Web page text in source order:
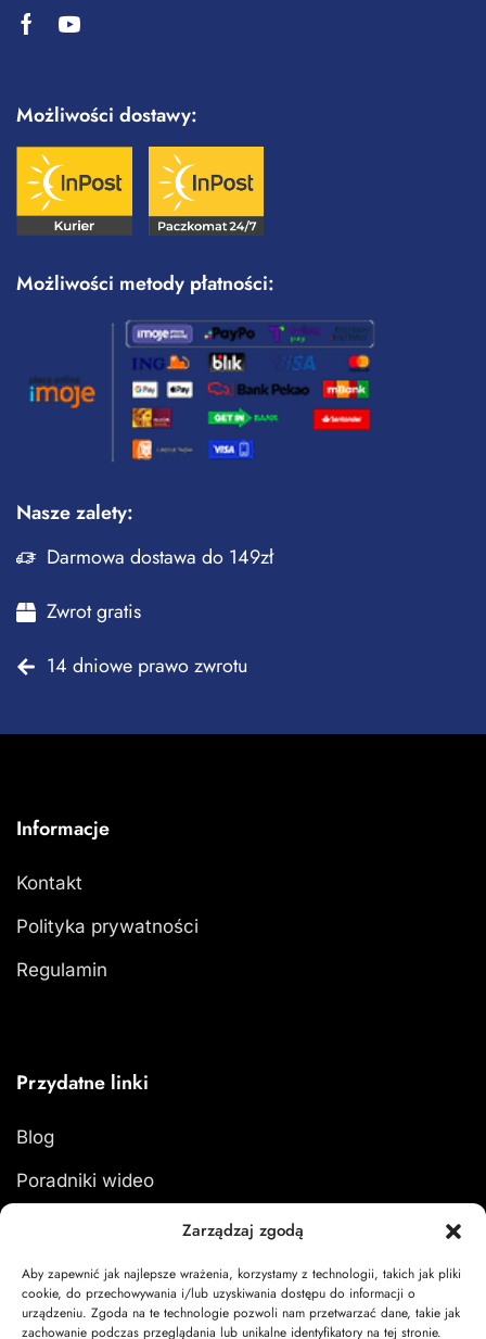
Zarządzaj zgodą
Aby zapewnić jak najlepsze wrażenia, korzystamy z technologii, takich jak pliki
cookie, do przechowywania i/lub uzyskiwania dostępu do informacji o
urządzeniu. Zgoda na te technologie pozwoli nam przetwarzać dane, takie jak
zachowanie podczas przeglądania lub unikalne identyfikatory na tej stronie.
Możliwości dostawy:
Możliwości metody płatności:
Nasze zalety:
Darmowa dostawa do 149zł
Zwrot gratis
14 dniowe prawo zwrotu
Informacje
Kontakt
Polityka prywatności
Regulamin
Przydatne linki
Blog
Poradniki wideo